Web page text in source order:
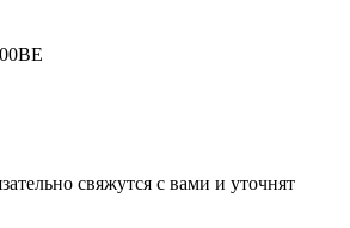
свяжутся с вами и уточнят